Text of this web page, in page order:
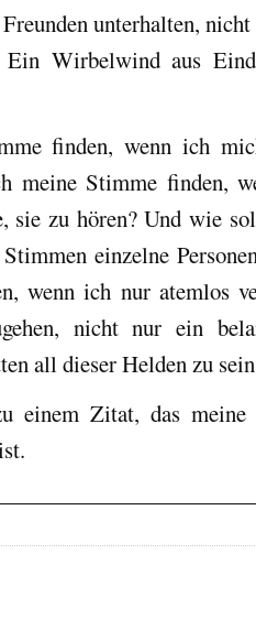
unterhalten, nicht
Wirbelwind aus
finden, wenn ich
meine Stimme finden,
sie zu hören? Und wie
einzelne
wenn ich nur atemlos
nicht nur ein
all dieser Helden zu
einem Zitat, das meine